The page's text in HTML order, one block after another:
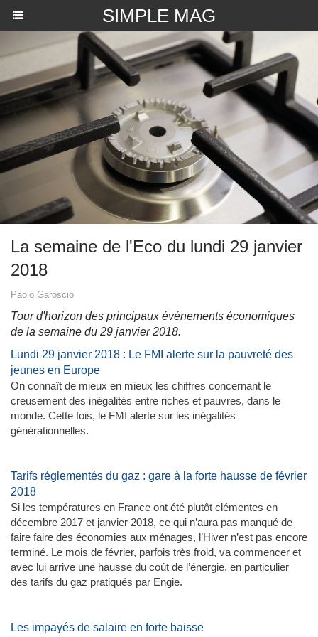
SIMPLE MAG
La semaine de l'Eco du lundi 29 janvier
2018
Paolo Garoscio
Tour d'horizon des principaux événements économiques
de la semaine du 29 janvier 2018.
Lundi 29 janvier 2018 : Le FMI alerte sur la pauvreté des
jeunes en Europe
On connaît de mieux en mieux les chiffres concernant le
creusement des inégalités entre riches et pauvres, dans le
monde. Cette fois, le FMI alerte sur les inégalités
générationnelles.
Tarifs réglementés du gaz : gare à la forte hausse de février
2018
Si les températures en France ont été plutôt clémentes en
décembre 2017 et janvier 2018, ce qui n’aura pas manqué de
faire faire des économies aux ménages, l’Hiver n’est pas encore
terminé. Le mois de février, parfois très froid, va commencer et
avec lui arrive une hausse du coût de l’énergie, en particulier
des tarifs du gaz pratiqués par Engie.
Les impayés de salaire en forte baisse